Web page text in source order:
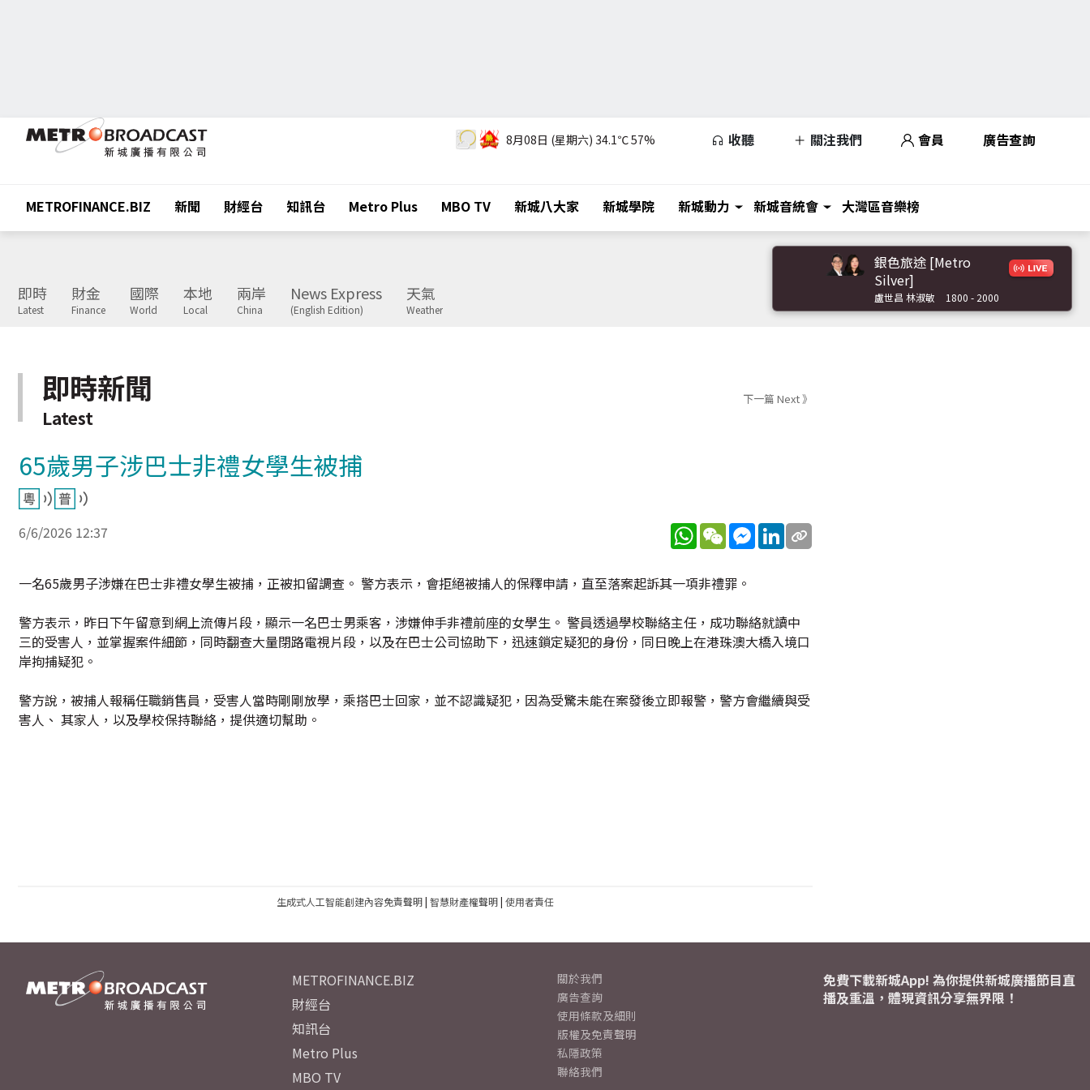
8月08日 (星期六) 34.1℃57% 收聽 關注我們 會員 廣告查詢
METROFINANCE.BIZ 新聞 財經台 知訊台 Metro Plus MBO TV 新城八大家 新城學院 新城動力 新城音統會 大灣區音樂榜
即時
Latest
財金
Finance
國際
World
本地
Local
兩岸
China
News Express
(English Edition)
天氣
Weather
銀色旅途 [Metro
Silver]
盧世昌 林淑敏 1800 - 2000
即時新聞
Latest
下一篇 Next 》
65歲男子涉巴士非禮女學生被捕
6/6/2026 12:37 WhatsApp
WeChatMessenger
LinkedIn
一名65歲男子涉嫌在巴士非禮女學生被捕，正被扣留調查。 警方表示，會拒絕被捕人的保釋申請，直至落案起訴其一項非禮罪。
警方表示，昨日下午留意到網上流傳片段，顯示一名巴士男乘客，涉嫌伸手非禮前座的女學生。 警員透過學校聯絡主任，成功聯絡就讀中
三的受害人，並掌握案件細節，同時翻查大量閉路電視片段，以及在巴士公司協助下，迅速鎖定疑犯的身份，同日晚上在港珠澳大橋入境口
岸拘捕疑犯。
警方說，被捕人報稱任職銷售員，受害人當時剛剛放學，乘搭巴士回家，並不認識疑犯，因為受驚未能在案發後立即報警，警方會繼續與受
害人、 其家人，以及學校保持聯絡，提供適切幫助。
生成式人工智能創建內容免責聲明| 智慧財產權聲明| 使用者責任
METROFINANCE.BIZ
財經台
知訊台
Metro Plus
MBO TV
關於我們
廣告查詢
使用條款及細則
版權及免責聲明
私隱政策
聯絡我們
免費下載新城App! 為你提供新城廣播節目直
播及重溫，體現資訊分享無界限！